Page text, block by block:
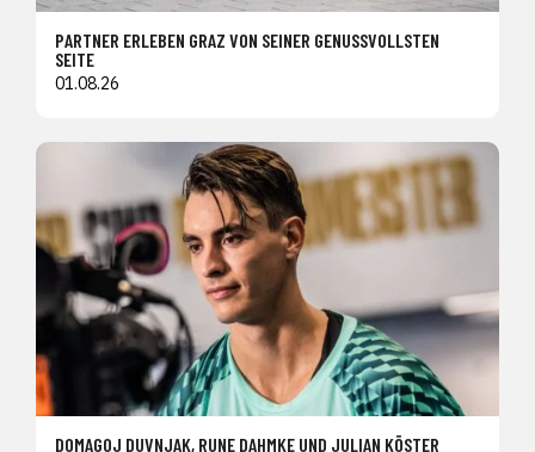
PARTNER ERLEBEN GRAZ VON SEINER GENUSSVOLLSTEN
SEITE
01.08.26
DOMAGOJ DUVNJAK, RUNE DAHMKE UND JULIAN KÖSTER